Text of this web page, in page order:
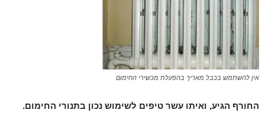
אין להשתמש בכבל מאריך בהפעלת מכשירי החימום
החורף הגיע, ואיתו עשר טיפים לשימוש נכון בתנורי החימום.